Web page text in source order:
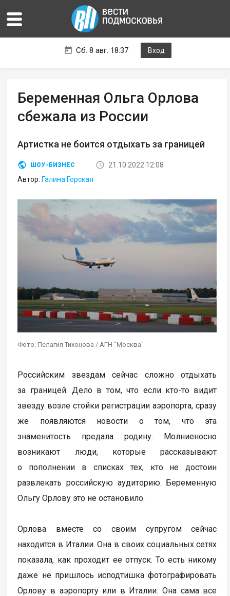
Сб. 8 авг. 18:37 Вход
Беременная Ольга Орлова
сбежала из России
Артистка не боится отдыхать за границей
ШОУ-БИЗНЕС
21.10.2022 12:08
Автор: Галина Горская
Фото: Пелагия Тихонова / АГН "Москва"
Российским звездам сейчас сложно отдыхать
за границей. Дело в том, что если кто-то видит
звезду возле стойки регистрации аэропорта, сразу
же появляются новости о том, что эта
знаменитость предала родину. Молниеносно
возникают люди, которые рассказывают
о пополнении в списках тех, кто не достоин
развлекать российскую аудиторию. Беременную
Ольгу Орлову это не остановило.
Орлова вместе со своим супругом сейчас
находится в Италии. Она в своих социальных сетях
показала, как проходит ее отпуск. То есть никому
даже не пришлось исподтишка фотографировать
Орлову в аэропорту или в Италии. Она сама все